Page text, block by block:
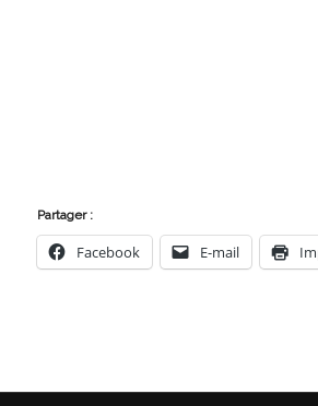
Partager :
Facebook E-mail